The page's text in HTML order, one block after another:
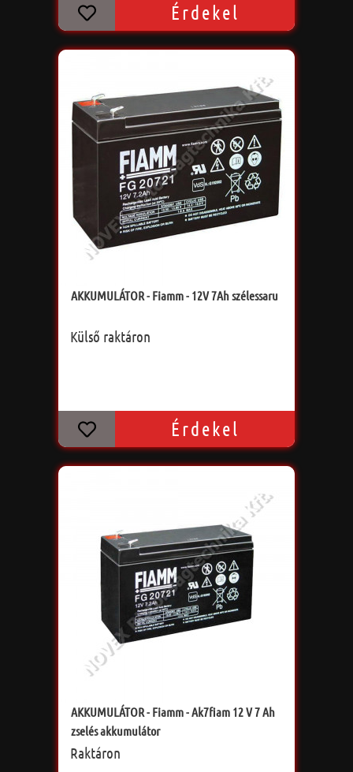
Érdekel
AKKUMULÁTOR - Fiamm - 12V 7Ah szélessaru
Külső raktáron
Érdekel
AKKUMULÁTOR - Fiamm - Ak7fiam 12 V 7 Ah
zselés akkumulátor
Raktáron